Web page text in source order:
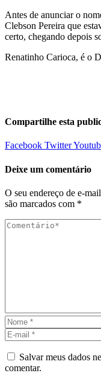
Antes de anunciar o
Clebson Pereira que
certo, chegando depois
Renatinho Carioca, é o
Compartilhe esta
Facebook Twitter
Deixe um comentário
O seu endereço de e-
são marcados com *
Salvar meus dados
comentar.